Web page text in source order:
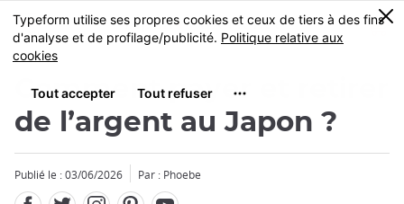
Skip
to
main
MENU
0
Comment payer et retirer
de l’argent au Japon ?
Publié le : 03/06/2026 Par : Phoebe